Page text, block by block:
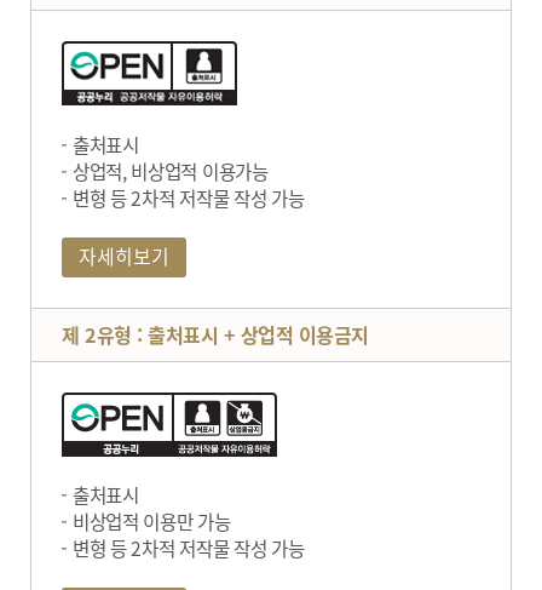
출처표시
상업적, 비상업적 이용가능
변형 등 2차적 저작물 작성 가능
자세히보기
제 2유형 : 출처표시 + 상업적 이용금지
출처표시
비상업적 이용만 가능
변형 등 2차적 저작물 작성 가능